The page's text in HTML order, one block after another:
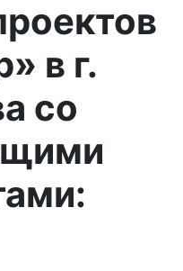
в г.
со